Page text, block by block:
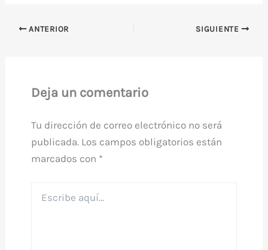
ANTERIOR SIGUIENTE
Deja un comentario
Tu dirección de correo electrónico no será
publicada. Los campos obligatorios están
marcados con *
aquí...